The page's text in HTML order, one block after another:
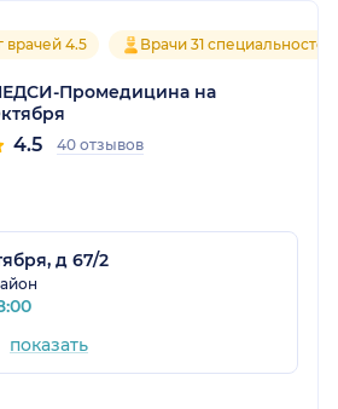
врачей 4.5 Врачи 31 специальностей
Промедицина на
4.5 40 отзывов
д 67/2
показать